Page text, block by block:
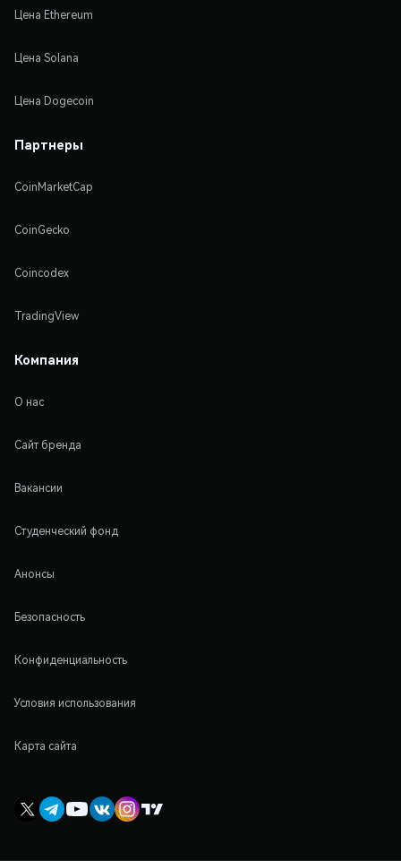
Цена Ethereum
Цена Solana
Цена Dogecoin
Партнеры
CoinMarketCap
CoinGecko
Coincodex
TradingView
Компания
О нас
Сайт бренда
Вакансии
Студенческий фонд
Анонсы
Безопасность
Конфиденциальность
Условия использования
Карта сайта